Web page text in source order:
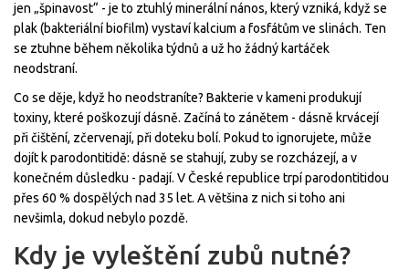
jen „špinavost“ - je to ztuhlý minerální nános, který vzniká, když se
plak (bakteriální biofilm) vystaví kalcium a fosfátům ve slinách. Ten
se ztuhne během několika týdnů a už ho žádný kartáček
neodstraní.
Co se děje, když ho neodstraníte? Bakterie v kameni produkují
toxiny, které poškozují dásně. Začíná to zánětem - dásně krvácejí
při čištění, zčervenají, při doteku bolí. Pokud to ignorujete, může
dojít k parodontitidě: dásně se stahují, zuby se rozcházejí, a v
konečném důsledku - padají. V České republice trpí parodontitidou
přes 60 % dospělých nad 35 let. A většina z nich si toho ani
nevšimla, dokud nebylo pozdě.
Kdy je vyleštění zubů nutné?